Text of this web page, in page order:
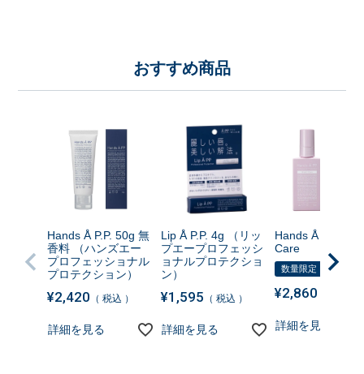
おすすめ商品
Hands Å P.P. 50g 無
香料 （ハンズエー
プロフェッショナル
プロテクション）
¥2,420 税込
詳細を見る
Lip Å P.P. 4g （リッ
プエープロフェッシ
ョナルプロテクショ
ン）
¥1,595 税込
詳細を見る
Hands Å P.P.
Care
数量限定
¥2,860
詳細を見る